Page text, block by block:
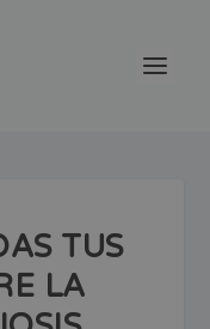
TUS
LA